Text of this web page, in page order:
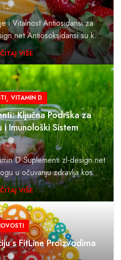
0
i Vitalnost Antiosidansi za
Antiosoksidansi su k...
VIŠE
, VITAMIN D
Ključna Podrška za
Imunološki Sistem
0
D Suplementi zl-design.net
u očuvanju zdravlja kos...
VIŠE
s FitLine Proizvodima
0